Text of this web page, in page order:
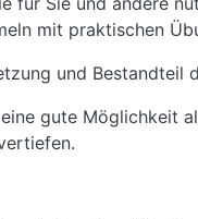
mit praktischen
und
gute Möglichkeit